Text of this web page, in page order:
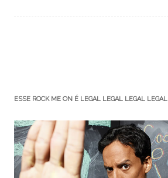
ESSE ROCK ME ON É LEGAL LEGAL LEGAL LEGAL